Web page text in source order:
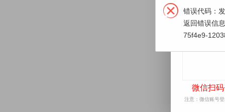
微信扫
注意：微信账号